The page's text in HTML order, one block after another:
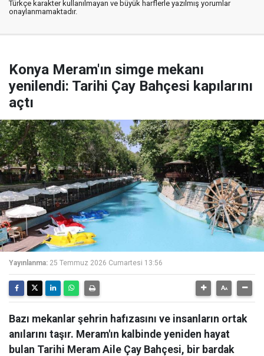
Türkçe karakter kullanılmayan ve büyük harflerle yazılmış yorumlar
onaylanmamaktadır.
Konya Meram'ın simge mekanı
yenilendi: Tarihi Çay Bahçesi kapılarını
açtı
Yayınlanma: 25 Temmuz 2026 Cumartesi 13:56
Bazı mekanlar şehrin hafızasını ve insanların ortak
anılarını taşır. Meram'ın kalbinde yeniden hayat
bulan Tarihi Meram Aile Çay Bahçesi, bir bardak